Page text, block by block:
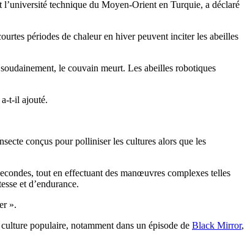
technique du Moyen-Orient en Turquie, a déclaré
périodes de chaleur en hiver peuvent inciter les abeilles
le couvain meurt. Les abeilles robotiques
t-il ajouté.
conçus pour polliniser les cultures alors que les
tout en effectuant des manœuvres complexes telles
et d’endurance.
».
populaire, notamment dans un épisode de Black Mirror,